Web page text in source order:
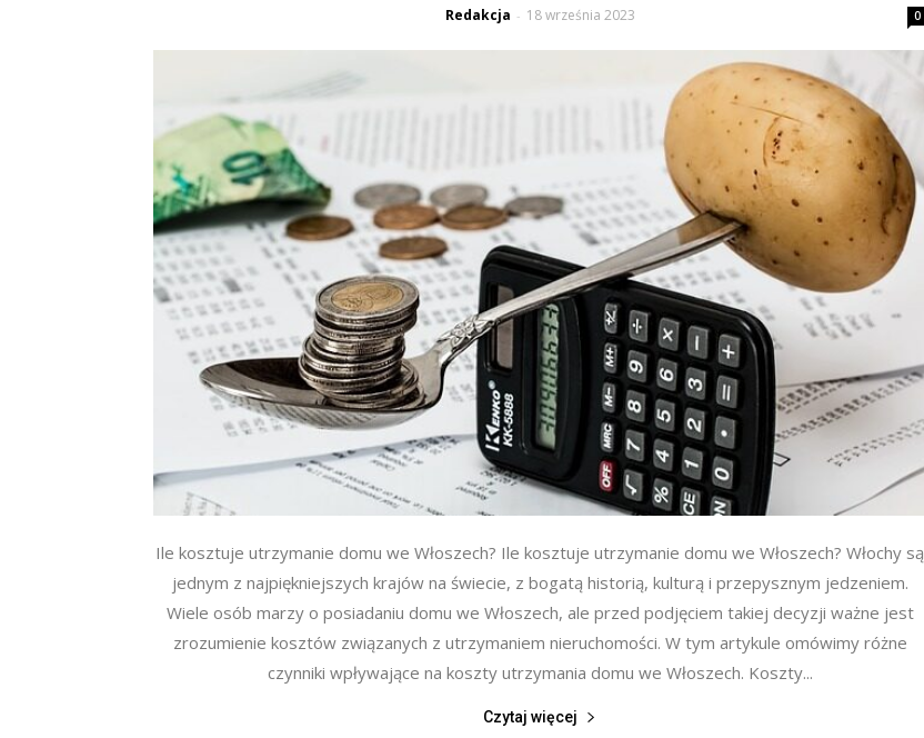
Redakcja - 18 września 2023 0
Ile kosztuje utrzymanie domu we Włoszech? Ile kosztuje utrzymanie domu we Włoszech? Włochy są
jednym z najpiękniejszych krajów na świecie, z bogatą historią, kulturą i przepysznym jedzeniem.
Wiele osób marzy o posiadaniu domu we Włoszech, ale przed podjęciem takiej decyzji ważne jest
zrozumienie kosztów związanych z utrzymaniem nieruchomości. W tym artykule omówimy różne
czynniki wpływające na koszty utrzymania domu we Włoszech. Koszty...
Czytaj więcej